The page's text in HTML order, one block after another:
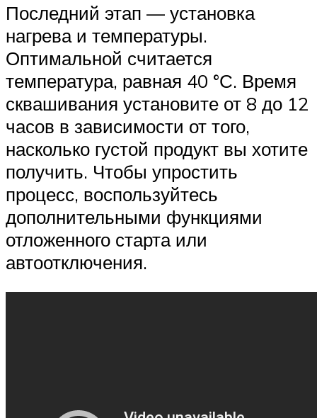
Последний этап — установка
нагрева и температуры.
Оптимальной считается
температура, равная 40 °С. Время
сквашивания установите от 8 до 12
часов в зависимости от того,
насколько густой продукт вы хотите
получить. Чтобы упростить
процесс, воспользуйтесь
дополнительными функциями
отложенного старта или
автоотключения.